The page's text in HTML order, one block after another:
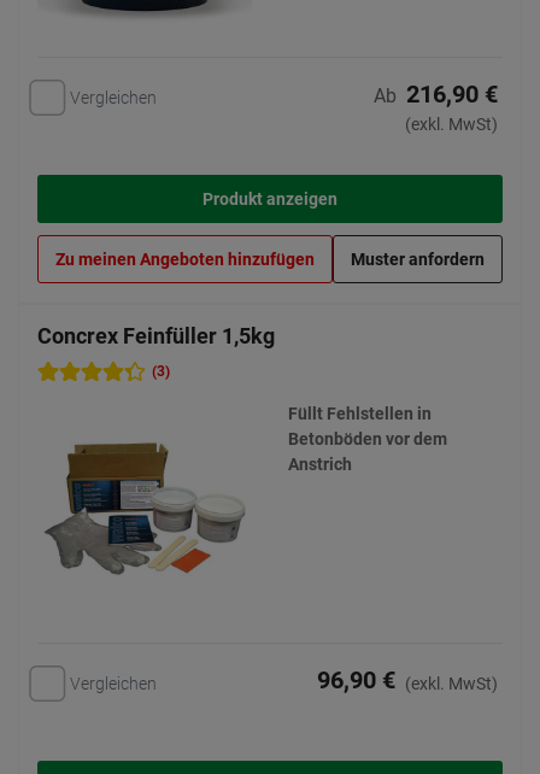
Vergleichen Ab 216,90 €
(exkl. MwSt)
Produkt anzeigen
Zu meinen Angeboten hinzufügen Muster anfordern
Concrex Feinfüller 1,5kg
(3)
Füllt Fehlstellen in
Betonböden vor dem
Anstrich
Vergleichen 96,90 € (exkl. MwSt)